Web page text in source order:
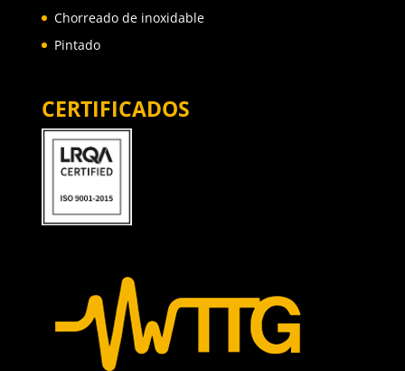
Chorreado de inoxidable
Pintado
CERTIFICADOS